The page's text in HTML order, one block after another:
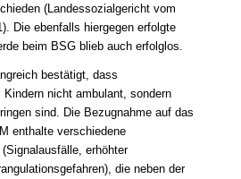
(Landessozialgericht vom
Die ebenfalls hiergegen erfolgte
beim BSG blieb auch erfolglos.
bestätigt, dass
nicht ambulant, sondern
sind. Die Bezugnahme auf das
enthalte verschiedene
erhöhter
die neben der